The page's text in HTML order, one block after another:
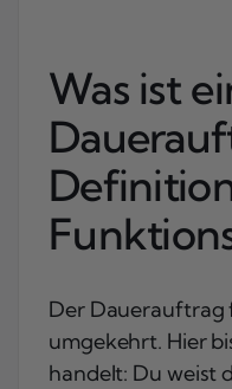
Was ist
Der
umgekehrt. Hier
handelt: Du weist